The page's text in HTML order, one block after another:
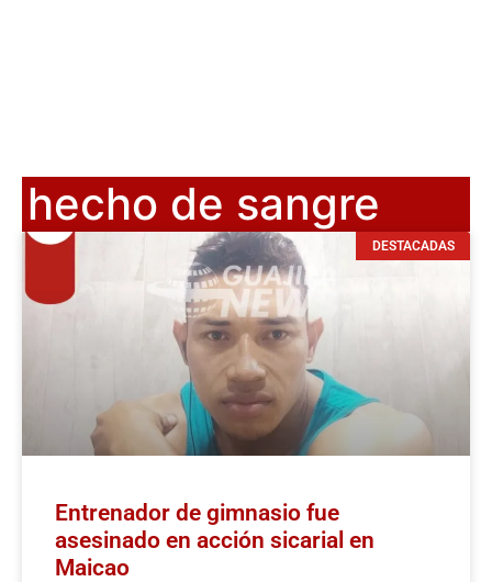
hecho de sangre
DESTACADAS
Entrenador de gimnasio fue
asesinado en acción sicarial en
Maicao